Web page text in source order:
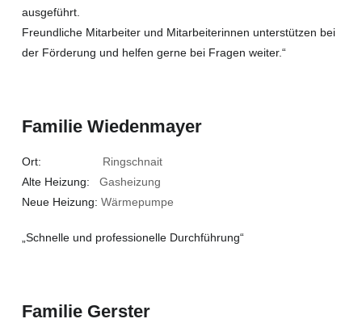
ausgeführt.
Freundliche Mitarbeiter und Mitarbeiterinnen unterstützen bei
der Förderung und helfen gerne bei Fragen weiter.“
Familie Wiedenmayer
Ort: Ringschnait
Alte Heizung: Gasheizung
Neue Heizung: Wärmepumpe
„Schnelle und professionelle Durchführung“
Familie Gerster